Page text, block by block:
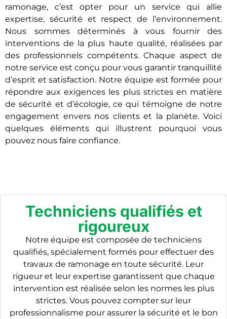
ramonage, c’est opter pour un service qui allie
expertise, sécurité et respect de l’environnement.
Nous sommes déterminés à vous fournir des
interventions de la plus haute qualité, réalisées par
des professionnels compétents. Chaque aspect de
notre service est conçu pour vous garantir tranquillité
d’esprit et satisfaction. Notre équipe est formée pour
répondre aux exigences les plus strictes en matière
de sécurité et d’écologie, ce qui témoigne de notre
engagement envers nos clients et la planète. Voici
quelques éléments qui illustrent pourquoi vous
pouvez nous faire confiance.
Techniciens qualifiés et
rigoureux
Notre équipe est composée de techniciens
qualifiés, spécialement formés pour effectuer des
travaux de ramonage en toute sécurité. Leur
rigueur et leur expertise garantissent que chaque
intervention est réalisée selon les normes les plus
strictes. Vous pouvez compter sur leur
professionnalisme pour assurer la sécurité et le bon